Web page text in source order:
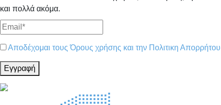
και πολλά ακόμα.
Αποδέχομαι τους Όρους χρήσης και την Πολιτικη Απορρήτου
Εγγραφή